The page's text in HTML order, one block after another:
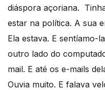
diáspora açoriana.
estar na política. A sua
Ela estava. E sentíamo-
outro lado do
mail. E até os e-mails
Ouvia muito. E falava